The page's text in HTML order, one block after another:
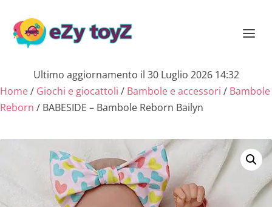
Ultimo aggiornamento il 30 Luglio 2026 14:32
Home/ Giochi e giocattoli / Bambole e accessori / Bambole
Reborn / BABESIDE – Bambole Reborn Bailyn